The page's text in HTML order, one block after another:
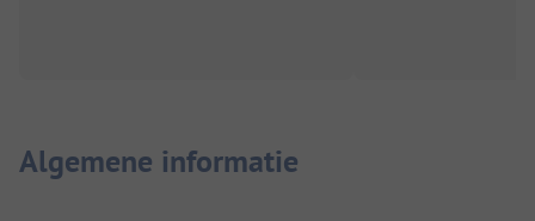
Algemene informatie